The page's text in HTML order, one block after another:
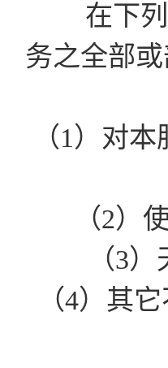
在下列
务之全部
（1）对
（2）
（3
（4）其